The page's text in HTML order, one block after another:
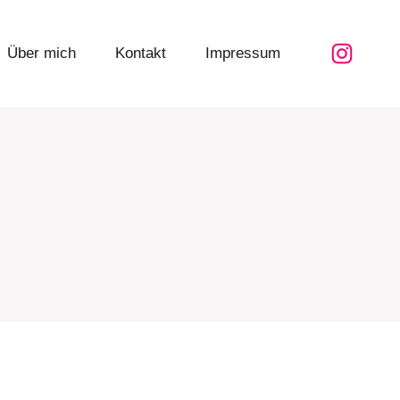
Über mich Kontakt Impressum